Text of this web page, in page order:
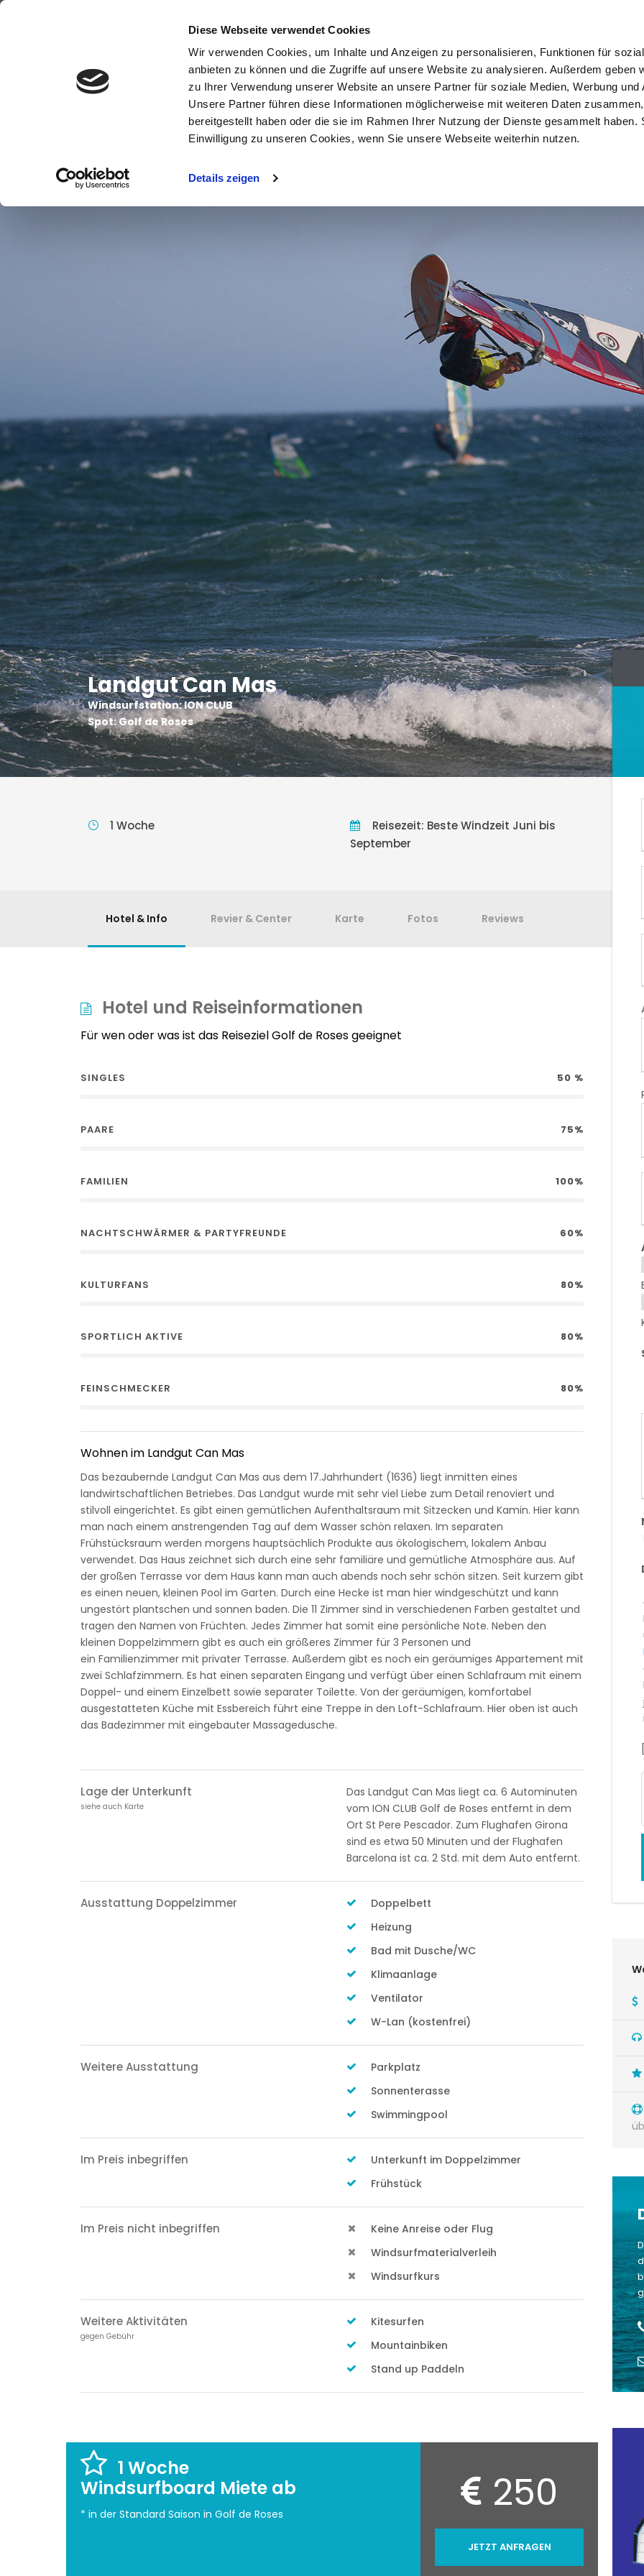
Diese Webseite verwendet Cookies
Wir verwenden Cookies, um Inhalte und Anzeigen zu personalisieren, Funktionen für
anbieten zu können und die Zugriffe auf unsere Website zu analysieren. Außerdem geben
zu Ihrer Verwendung unserer Website an unsere Partner für soziale Medien, Werbung und
Unsere Partner führen diese Informationen möglicherweise mit weiteren Daten
bereitgestellt haben oder die sie im Rahmen Ihrer Nutzung der Dienste gesammelt haben.
Einwilligung zu unseren Cookies, wenn Sie unsere Webseite weiterhin nutzen.
Details zeigen
+49 (0)8821 618900 info@travelpeople24.com
Windsurfreisen Kitesurfreisen Wingfoilreisen Sportarten
Landgut Can Mas
Windsurfstation: ION CLUB
Spot: Golf de Roses
1 Woche
Reisezeit: Beste Windzeit Juni bis
September
Hotel & Info Revier & Center Karte Fotos Reviews
Hotel und Reiseinformationen
Für wen oder was ist das Reiseziel Golf de Roses geeignet
SINGLES 50 %
PAARE 75%
FAMILIEN 100%
NACHTSCHWÄRMER & PARTYFREUNDE 60%
KULTURFANS 80%
SPORTLICH AKTIVE 80%
FEINSCHMECKER 80%
Wohnen im Landgut Can Mas
Das bezaubernde Landgut Can Mas aus dem 17.Jahrhundert (1636) liegt inmitten eines
landwirtschaftlichen Betriebes. Das Landgut wurde mit sehr viel Liebe zum Detail renoviert und
stilvoll eingerichtet. Es gibt einen gemütlichen Aufenthaltsraum mit Sitzecken und Kamin. Hier kann
man nach einem anstrengenden Tag auf dem Wasser schön relaxen. Im separaten
Frühstücksraum werden morgens hauptsächlich Produkte aus ökologischem, lokalem Anbau
verwendet. Das Haus zeichnet sich durch eine sehr familiäre und gemütliche Atmosphäre aus. Auf
der großen Terrasse vor dem Haus kann man auch abends noch sehr schön sitzen. Seit kurzem gibt
es einen neuen, kleinen Pool im Garten. Durch eine Hecke ist man hier windgeschützt und kann
ungestört plantschen und sonnen baden. Die 11 Zimmer sind in verschiedenen Farben gestaltet und
tragen den Namen von Früchten. Jedes Zimmer hat somit eine persönliche Note. Neben den
kleinen Doppelzimmern gibt es auch ein größeres Zimmer für 3 Personen und
ein Familienzimmer mit privater Terrasse. Außerdem gibt es noch ein geräumiges Appartement mit
zwei Schlafzimmern. Es hat einen separaten Eingang und verfügt über einen Schlafraum mit einem
Doppel- und einem Einzelbett sowie separater Toilette. Von der geräumigen, komfortabel
ausgestatteten Küche mit Essbereich führt eine Treppe in den Loft-Schlafraum. Hier oben ist auch
das Badezimmer mit eingebauter Massagedusche.
Lage der Unterkunft
siehe auch Karte
Das Landgut Can Mas liegt ca. 6 Autominuten
vom ION CLUB Golf de Roses entfernt in dem
Ort St Pere Pescador. Zum Flughafen Girona
sind es etwa 50 Minuten und der Flughafen
Barcelona ist ca. 2 Std. mit dem Auto entfernt.
Ausstattung Doppelzimmer
Doppelbett
Heizung
Bad mit Dusche/WC
Klimaanlage
Ventilator
W-Lan (kostenfrei)
Weitere Ausstattung
Parkplatz
Sonnenterasse
Swimmingpool
Im Preis inbegriffen
Unterkunft im Doppelzimmer
Frühstück
Im Preis nicht inbegriffen
Keine Anreise oder Flug
Windsurfmaterialverleih
Windsurfkurs
Weitere Aktivitäten
gegen Gebühr
Kitesurfen
Mountainbiken
Stand up Paddeln
1 Woche
Windsurfboard Miete ab
* in der Standard Saison in Golf de Roses 250
JETZT ANFRAGEN